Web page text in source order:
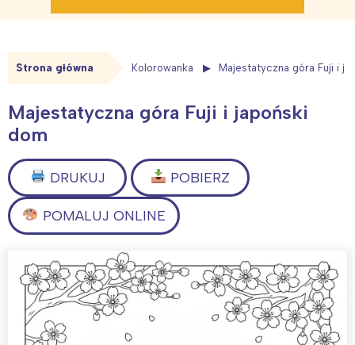
Strona główna Kolorowanka Majestatyczna góra Fuji i
Majestatyczna góra Fuji i japoński
dom
DRUKUJ POBIERZ
POMALUJ ONLINE